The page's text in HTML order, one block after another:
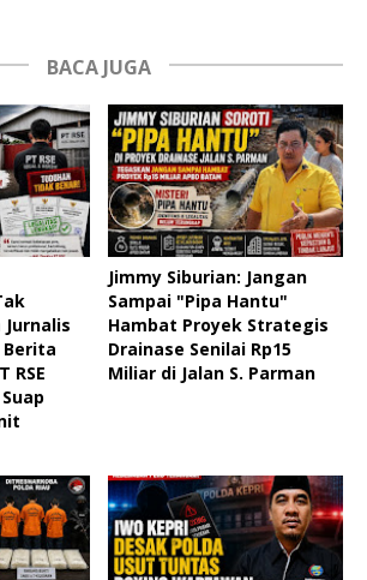
BACA JUGA
Berita
RSE
Jimmy Siburian: Jangan
Sampai "Pipa Hantu"
Hambat Proyek Strategis
Drainase Senilai Rp15
Miliar di Jalan S. Parman